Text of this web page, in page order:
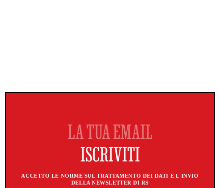
ACCETTO LE NORME SUL TRATTAMENTO DEI DATI E L'INVIO
DELLA NEWSLETTER DI RS